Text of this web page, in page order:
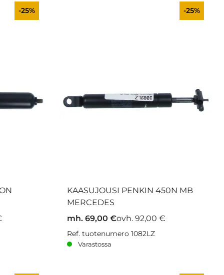
-25% -25%
KAASUJOUSI PENKIN 450N MB
MERCEDES
mh. 69,00 €ovh. 92,00 €
Ref. tuotenumero 1082LZ
Varastossa